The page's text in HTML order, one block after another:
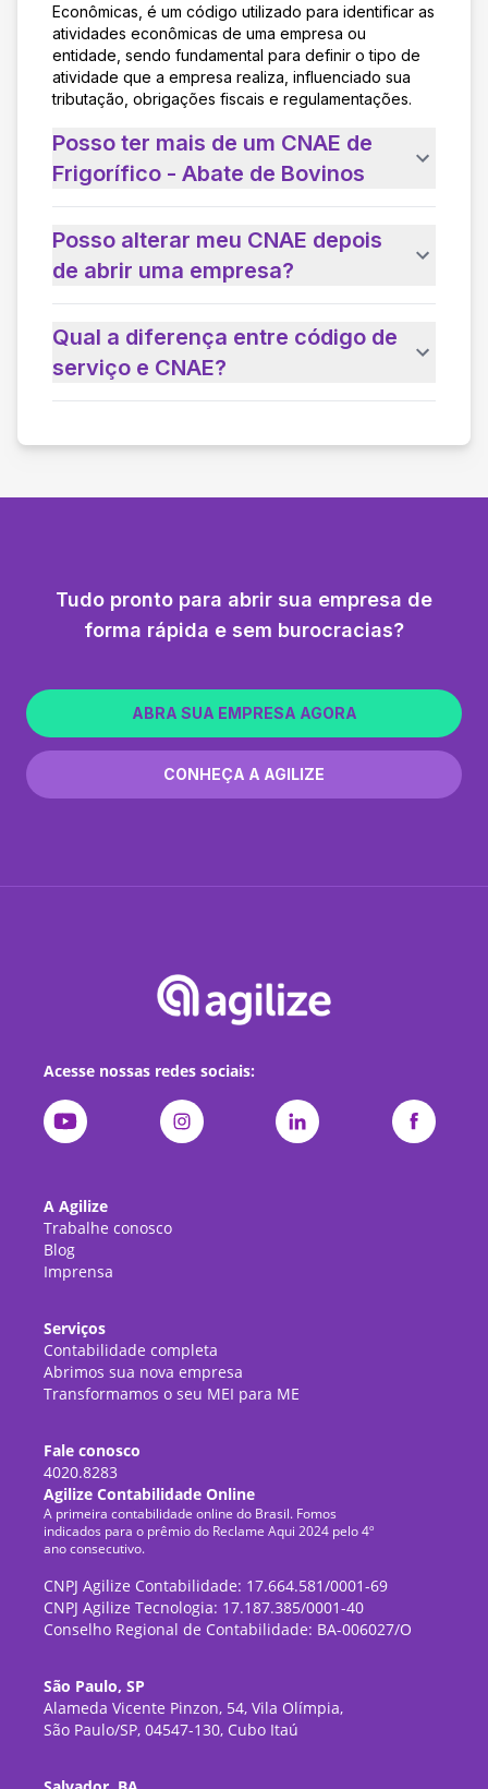
Econômicas, é um código utilizado para identificar as
atividades econômicas de uma empresa ou
entidade, sendo fundamental para definir o tipo de
atividade que a empresa realiza, influenciado sua
tributação, obrigações fiscais e regulamentações.
Posso ter mais de um CNAE de
Frigorífico - Abate de Bovinos
Posso alterar meu CNAE depois
de abrir uma empresa?
Qual a diferença entre código de
serviço e CNAE?
Tudo pronto para abrir sua empresa de
forma rápida e sem burocracias?
ABRA SUA EMPRESA AGORA
CONHEÇA A AGILIZE
Acesse nossas redes sociais:
A Agilize
Trabalhe conosco
Blog
Imprensa
Serviços
Contabilidade completa
Abrimos sua nova empresa
Transformamos o seu MEI para ME
Fale conosco
4020.8283
Agilize Contabilidade Online
A primeira contabilidade online do Brasil. Fomos
indicados para o prêmio do Reclame Aqui 2024 pelo 4º
ano consecutivo.
CNPJ Agilize Contabilidade: 17.664.581/0001-69
CNPJ Agilize Tecnologia: 17.187.385/0001-40
Conselho Regional de Contabilidade: BA-006027/O
São Paulo, SP
Alameda Vicente Pinzon, 54, Vila Olímpia,
São Paulo/SP, 04547-130, Cubo Itaú